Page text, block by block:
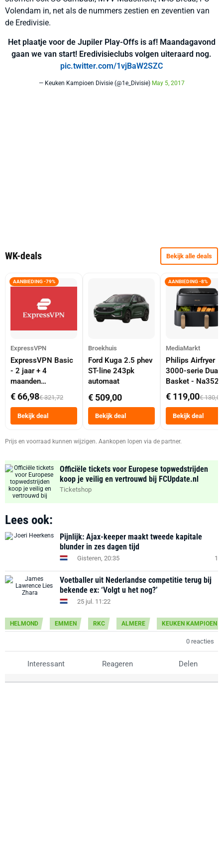
Volendam in, net als de nummers zestien en zeventien van
de Eredivisie.
Het plaatje voor de Jupiler Play-Offs is af! Maandagavond
gaan we van start! Eredivisieclubs volgen uiteraard nog.
pic.twitter.com/1vjBaW2SZC
— Keuken Kampioen Divisie (@1e_Divisie) May 5, 2017
WK-deals Bekijk alle deals
AANBIEDING -79%
ExpressVPN
ExpressVPN Basic
- 2 jaar + 4
maanden
abonnement
€ 66,98€ 321,72
Bekijk deal
Broekhuis
Ford Kuga 2.5 phev
ST-line 243pk
automaat
€ 509,00
Bekijk deal
AANBIEDING -8%
MediaMarkt
Philips Airfryer
3000-serie Dual
Basket -
Dubbele Mand 9
Tot 6 Personen
Heteluchtfriteuse
Zwart
€ 119,00€ 130,00
Bekijk deal
Prijs en voorraad kunnen wijzigen. Aankopen lopen via de partner.
Officiële tickets voor Europese topwedstrijden
koop je veilig en vertrouwd bij FCUpdate.nl
Ticketshop
Lees ook:
Pijnlijk: Ajax-keeper maakt tweede kapitale
blunder in zes dagen tijd
Gisteren, 20:35 1
Voetballer uit Nederlandse competitie terug bij
bekende ex: ‘Volgt u het nog?’
25 jul. 11:22
HELMOND EMMEN RKC ALMERE KEUKEN KAMPIOEN
0 reacties
Interessant Reageren Delen